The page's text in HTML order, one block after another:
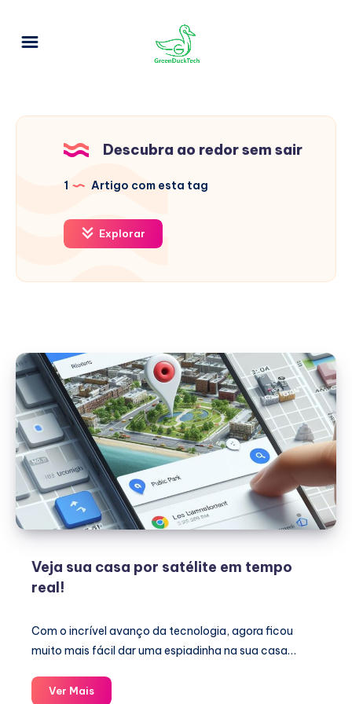
Descubra ao redor sem sair
1 Artigo com esta tag
Explorar
Veja sua casa por satélite em tempo
real!
Com o incrível avanço da tecnologia, agora ficou
muito mais fácil dar uma espiadinha na sua casa…
Ver MaisVeja